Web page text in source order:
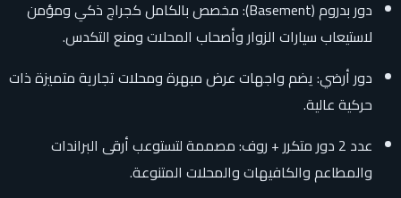
دور بدروم (Basement): مخصص بالكامل كجراج ذكي ومؤمن
لاستيعاب سيارات الزوار وأصحاب المحلات ومنع التكدس.
دور أرضي: يضم واجهات عرض مبهرة ومحلات تجارية متميزة ذات
حركية عالية.
عدد 2 دور متكرر + روف: مصممة لتستوعب أرقى البراندات
والمطاعم والكافيهات والمحلات المتنوعة.